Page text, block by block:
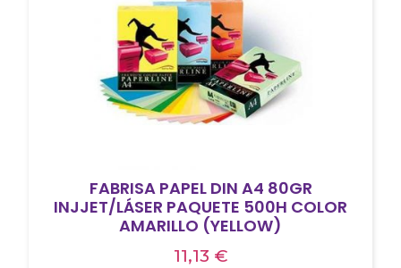
FABRISA PAPEL DIN A4 80GR
INJJET/LÁSER PAQUETE 500H COLOR
AMARILLO (YELLOW)
11,13 €